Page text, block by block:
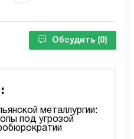
Обсудить (0)
металлургии:
под угрозой